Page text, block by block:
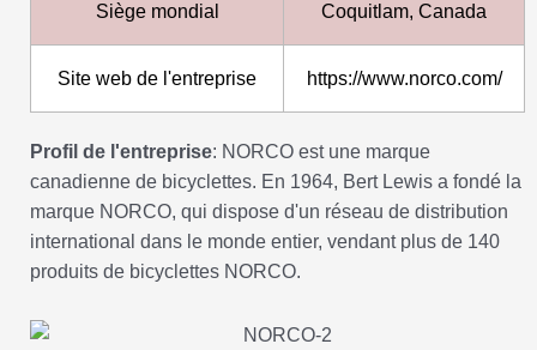
Siège mondial Coquitlam, Canada
Site web de l'entreprise https://www.norco.com/
Profil de l'entreprise: NORCO est une marque
canadienne de bicyclettes. En 1964, Bert Lewis a fondé la
marque NORCO, qui dispose d'un réseau de distribution
international dans le monde entier, vendant plus de 140
produits de bicyclettes NORCO.